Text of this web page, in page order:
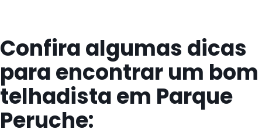
Confira algumas dicas
para encontrar um bom
telhadista em Parque
Peruche: